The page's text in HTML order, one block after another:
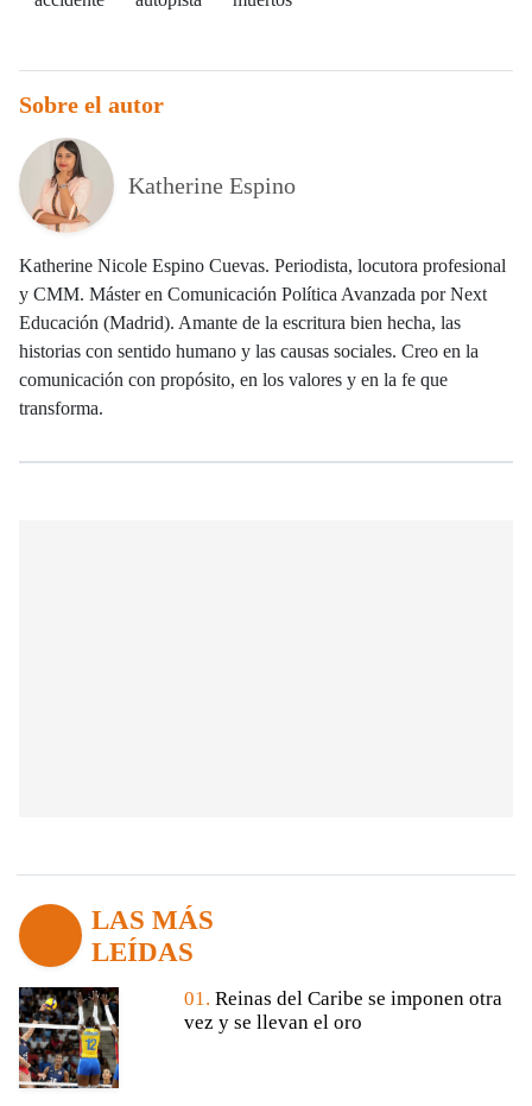
Sobre el autor
Katherine Espino
Katherine Nicole Espino Cuevas. Periodista, locutora profesional
y CMM. Máster en Comunicación Política Avanzada por Next
Educación (Madrid). Amante de la escritura bien hecha, las
historias con sentido humano y las causas sociales. Creo en la
comunicación con propósito, en los valores y en la fe que
transforma.
LAS MÁS
LEÍDAS
01. Reinas del Caribe se imponen otra
vez y se llevan el oro